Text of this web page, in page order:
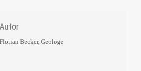
Autor
Florian Becker, Geologe